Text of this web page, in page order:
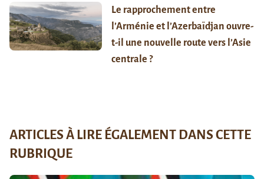
Le rapprochement entre
l’Arménie et l’Azerbaïdjan ouvre-
t-il une nouvelle route vers l’Asie
centrale ?
ARTICLES À LIRE ÉGALEMENT DANS CETTE
RUBRIQUE